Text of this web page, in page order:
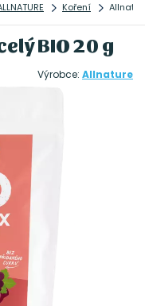
Koření
BIO 20 g
Výrobce: Allnature